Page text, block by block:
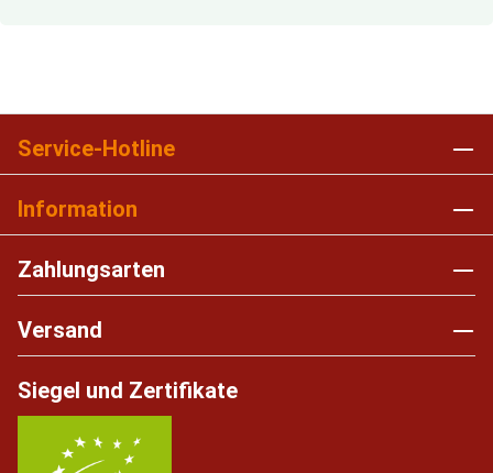
Service-Hotline
Information
Zahlungsarten
Versand
Siegel und Zertifikate